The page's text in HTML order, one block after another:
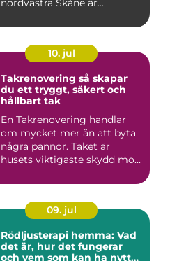
10. jul
Takrenovering så skapar
du ett tryggt, säkert och
hållbart tak
En Takrenovering handlar
om mycket mer än att byta
några pannor. Taket är
husets viktigaste skydd mo...
09. jul
Rödljusterapi hemma: Vad
det är, hur det fungerar
och vem som kan ha nytta